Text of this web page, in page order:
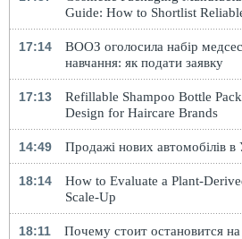
Guide: How to Shortlist
17:14
ВООЗ оголосила набір
навчання: як подати заявку
17:13
Refillable Shampoo Bottle
Design for Haircare Brands
14:49 Продажі нових автомобілів в
18:14
How to Evaluate a Plant-
Scale-Up
18:11 Почему стоит остановится